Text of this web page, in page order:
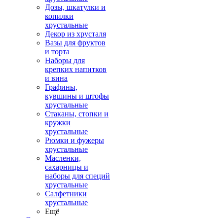
Дозы, шкатулки и
копилки
хрустальные
Декор из хрусталя
Вазы для фруктов
и торта
Наборы для
крепких напитков
и вина
Графины,
кувшины и штофы
хрустальные
Стаканы, стопки и
кружки
хрустальные
Рюмки и фужеры
хрустальные
Масленки,
сахарницы и
наборы для специй
хрустальные
Салфетники
хрустальные
Ещё